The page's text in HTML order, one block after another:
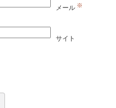
メール ※
サイト